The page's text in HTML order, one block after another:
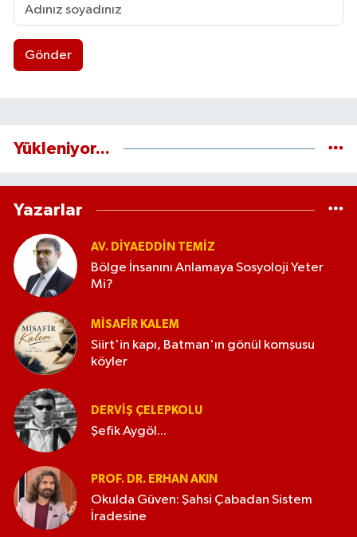
Gönder
Yükleniyor...
Yazarlar
AV. DIYAEDDIN TEMIZ
Bölge İnsanını Anlamaya Sosyoloji Yeter
Mi?
MISAFIR KALEM
Siirt'in kapı, Batman'ın gönül komşusu
köyler
DERVIŞ ÇELEPKOLU
Şefik Aygöl...
PROF. DR. ERHAN AKIN
Okulda Güven: Şahsi Çabadan Sistem
İradesine